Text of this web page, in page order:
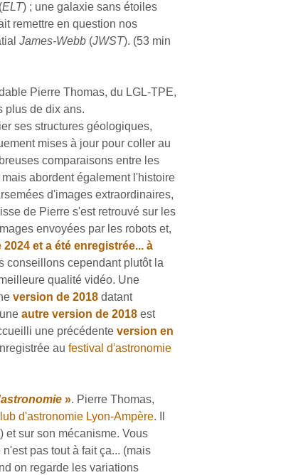
ELT) ; une galaxie sans étoiles
remettre en question nos
James-Webb(JWST). (53 min
Pierre Thomas, du LGL-TPE,
plus de dix ans.
ses structures géologiques,
mises à jour pour coller au
comparaisons entre les
abordent également l'histoire
d'images extraordinaires,
de Pierre s'est retrouvé sur les
envoyées par les robots et,
et a été enregistrée... à
conseillons cependant plutôt la
qualité vidéo. Une
version de 2018datant
autre version de 2018est
une précédente version en
au festival d'astronomie
». Pierre Thomas,
d'astronomie Lyon-Ampère. Il
et sur son mécanisme. Vous
pas tout à fait ça... (mais
on regarde les variations